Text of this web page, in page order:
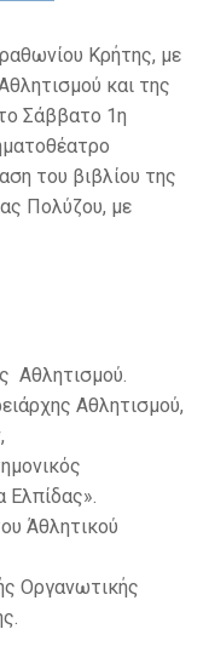
Κρήτης, με
και της
Σάββατο 1η
του βιβλίου της
Πολύζου, με
Αθλητισμού.
Αθλητισμού,
Ελπίδας».
Άθλητικού
Οργανωτικής